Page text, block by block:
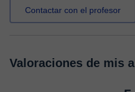
Contactar con el profesor
Valoraciones de mis